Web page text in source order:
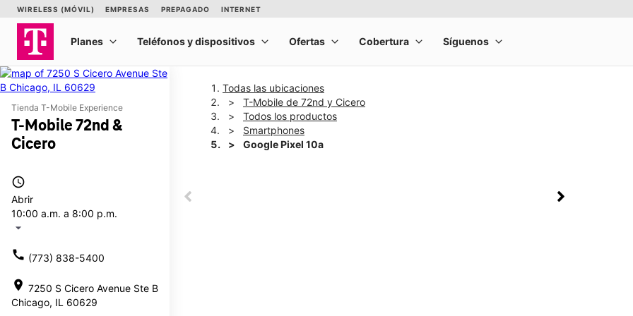
Tienda T-Mobile Experience
T-Mobile 72nd &
Cicero
access_time
Abrir
10:00 a.m. a 8:00 p.m.
arrow_drop_down
call (773) 838-5400
location_on 7250 S Cicero Avenue Ste B
Chicago, IL 60629
Todas las ubicaciones
T-Mobile de 72nd y Cicero
Todos los productos
Smartphones
Google Pixel 10a
This carousel shows one large product image at a time. Use the Previous and Next buttons